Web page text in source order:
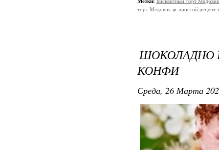
торт Медовик
простой рецепт
ШОКОЛАДНО
КОНФИ
Среда, 26 Марта